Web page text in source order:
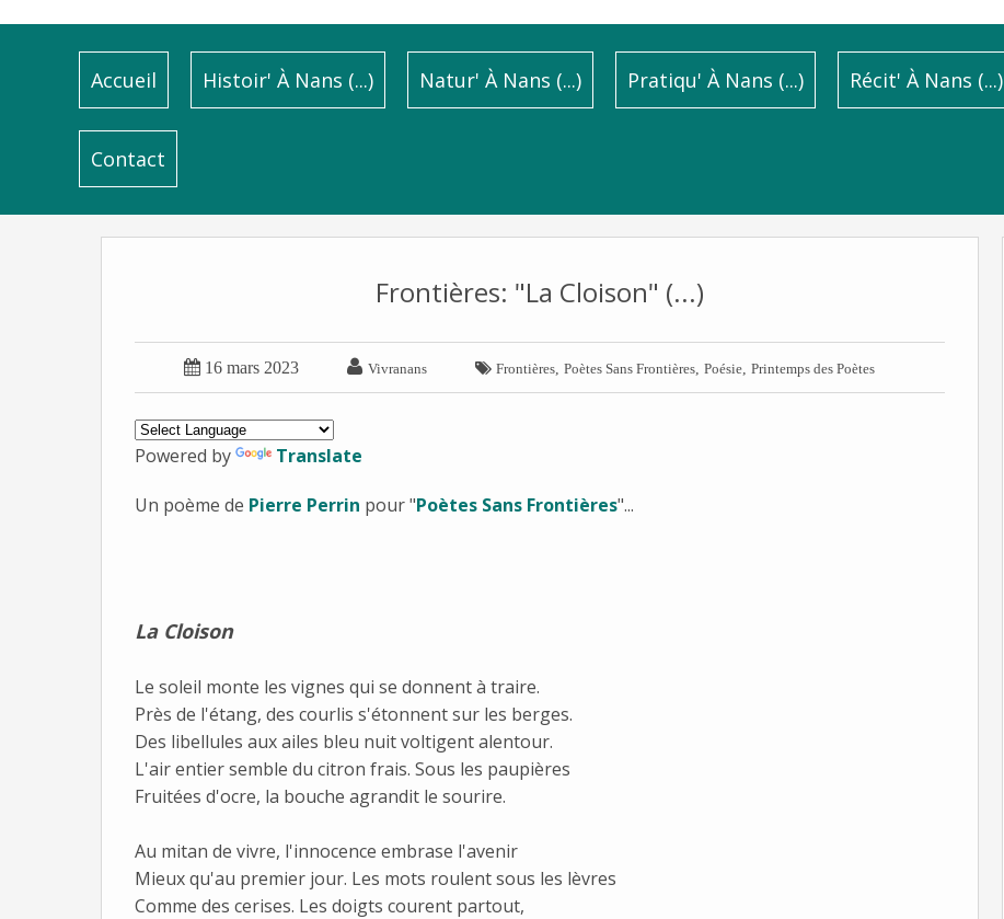
Accueil Histoir' À Nans (...) Natur' À Nans (...) Pratiqu' À Nans (...) Récit' À Nans (...)
Contact
Frontières: "La Cloison" (...)
 16 mars 2023  Vivranans  Frontières, Poètes Sans Frontières, Poésie, Printemps des Poètes
Powered by Translate
Un poème de Pierre Perrin pour "Poètes Sans Frontières"...
La Cloison
Le soleil monte les vignes qui se donnent à traire.
Près de l'étang, des courlis s'étonnent sur les berges.
Des libellules aux ailes bleu nuit voltigent alentour.
L'air entier semble du citron frais. Sous les paupières
Fruitées d'ocre, la bouche agrandit le sourire.
Au mitan de vivre, l'innocence embrase l'avenir
Mieux qu'au premier jour. Les mots roulent sous les lèvres
Comme des cerises. Les doigts courent partout,